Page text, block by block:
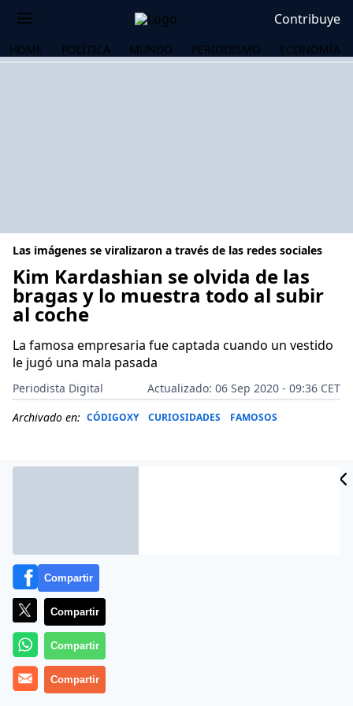
Contribuye
HOME POLÍTICA MUNDO PERIODISMO ECONOMÍA
Las imágenes se viralizaron a través de las redes sociales
Kim Kardashian se olvida de las
bragas y lo muestra todo al subir
al coche
La famosa empresaria fue captada cuando un vestido
le jugó una mala pasada
Periodista Digital
Actualizado: 06 Sep 2020 - 09:36 CET
Archivado en: CÓDIGOXY CURIOSIDADES FAMOSOS
Más información
Compartir
Compartir
Compartir
Compartir